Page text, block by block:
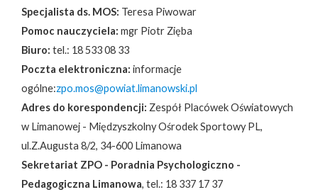
Specjalista ds. MOS: Teresa Piwowar
Pomoc nauczyciela: mgr Piotr Zięba
Biuro: tel.: 18 533 08 33
Poczta elektroniczna: informacje
ogólne:zpo.mos@powiat.limanowski.pl
Adres do korespondencji: Zespół Placówek Oświatowych
w Limanowej - Międzyszkolny Ośrodek Sportowy PL,
ul.Z.Augusta 8/2, 34-600 Limanowa
Sekretariat ZPO - Poradnia Psychologiczno -
Pedagogiczna Limanowa, tel.: 18 337 17 37